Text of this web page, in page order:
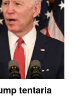
tentaria